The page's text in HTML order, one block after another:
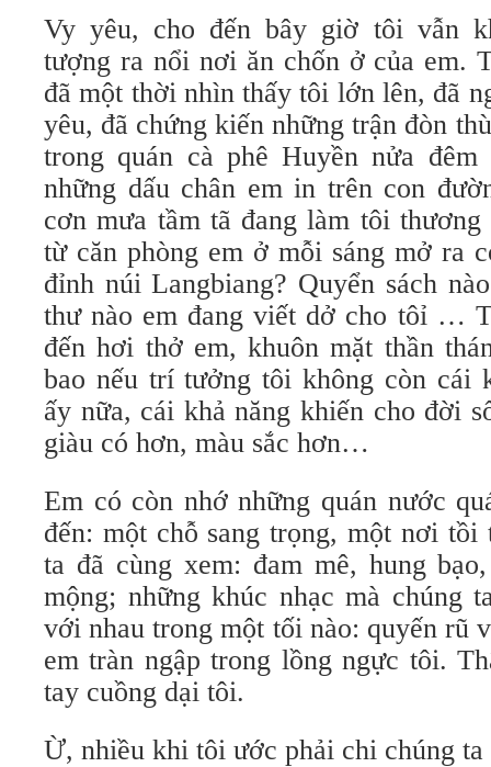
Vy yêu, cho đến bây giờ tôi vẫn
tượng ra nổi nơi ăn chốn ở của em.
đã một thời nhìn thấy tôi lớn lên, đã
yêu, đã chứng kiến những trận đòn
trong quán cà phê Huyền nửa
những dấu chân em in trên con
cơn mưa tầm tã đang làm tôi thương
từ căn phòng em ở mỗi sáng mở ra
đỉnh núi Langbiang? Quyển sách
thư nào em đang viết dở cho tôỉ …
đến hơi thở em, khuôn mặt thần
bao nếu trí tưởng tôi không còn cái
ấy nữa, cái khả năng khiến cho đời
giàu có hơn, màu sắc hơn…
Em có còn nhớ những quán nước
đến: một chỗ sang trọng, một nơi tồi
ta đã cùng xem: đam mê, hung
mộng; những khúc nhạc mà chúng
với nhau trong một tối nào: quyến rũ
em tràn ngập trong lồng ngực tôi.
tay cuồng dại tôi.
Ừ, nhiều khi tôi ước phải chi chúng